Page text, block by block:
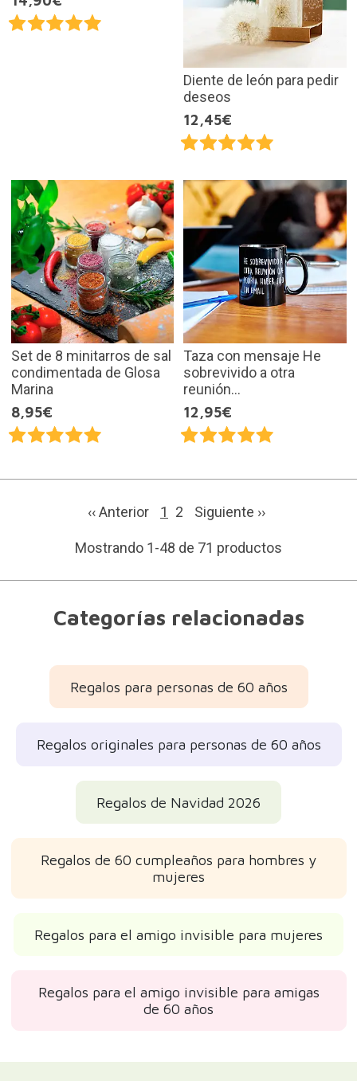
Diente de león para pedir
deseos
12,45€
Set de 8 minitarros de sal
condimentada de Glosa
Marina
8,95€
Taza con mensaje He
sobrevivido a otra
reunión...
12,95€
‹‹ Anterior 1 2 Siguiente ››
Mostrando 1-48 de 71 productos
Categorías relacionadas
Regalos para personas de 60 años
Regalos originales para personas de 60 años
Regalos de Navidad 2026
Regalos de 60 cumpleaños para hombres y
mujeres
Regalos para el amigo invisible para mujeres
Regalos para el amigo invisible para amigas
de 60 años